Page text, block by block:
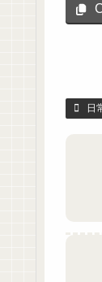
日